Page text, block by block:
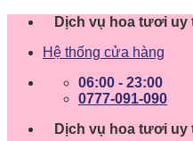
Skip
content
Dịch vụ hoa tươi uy
Hệ thống cửa hàng
06:00 - 23:00
0777-091-090
Dịch vụ hoa tươi uy